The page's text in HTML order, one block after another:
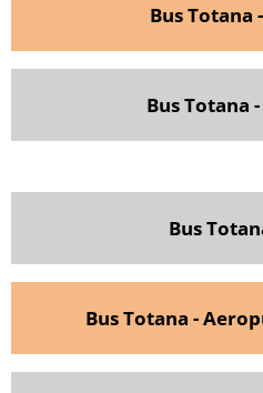
Bus Totana
Bus Totana
Bus
Bus Totana -